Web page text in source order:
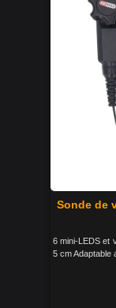
Sonde de
6 mini-LEDS et
5 cm Adaptable